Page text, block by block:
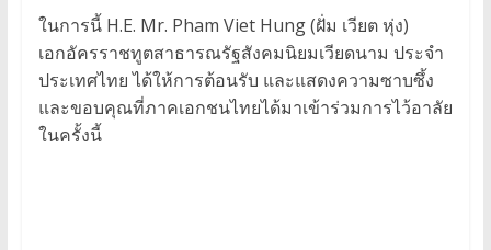
ในการนี้ H.E. Mr. Pham Viet Hung (ฝั่ม เวียต หุ่ง)
เอกอัครราชทูตสาธารณรัฐสังคมนิยมเวียดนาม ประจำ
ประเทศไทย ได้ให้การต้อนรับ และแสดงความซาบซึ้ง
และขอบคุณที่ภาคเอกชนไทยได้มาเข้าร่วมการไว้อาลัย
ในครั้งนี้